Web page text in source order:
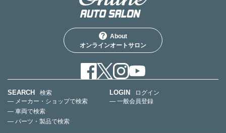
About
オンラインオートサロン
SEARCH
検索
— メーカー・ショップで検索
— 車両で検索
— パーツ・製品で検索
LOGIN
ログイン
— 一般会員登録